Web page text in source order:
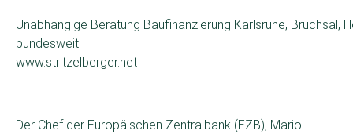
Unabhängige Beratung Baufinanzierung Karlsruhe, Bruchsal,
bundesweit
www.stritzelberger.net
Der Chef der Europäischen Zentralbank (EZB), Mario